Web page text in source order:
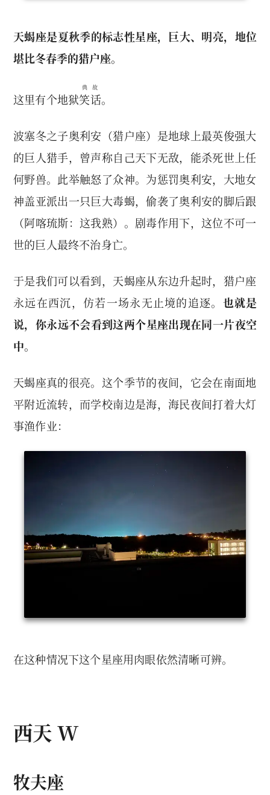
天蝎座是夏秋季的标志性星座，巨大、明亮，地位
堪比冬春季的猎户座。
这里有个地狱笑话
典故
。
波塞冬之子奥利安（猎户座）是地球上最英俊强大
的巨人猎手，曾声称自己天下无敌，能杀死世上任
何野兽。此举触怒了众神。为惩罚奥利安，大地女
神盖亚派出一只巨大毒蝎，偷袭了奥利安的脚后跟
（阿喀琉斯：这我熟）。剧毒作用下，这位不可一
世的巨人最终不治身亡。
于是我们可以看到，天蝎座从东边升起时，猎户座
永远在西沉，仿若一场永无止境的追逐。 也就是
说，你永远不会看到这两个星座出现在同一片夜空
中。
天蝎座真的很亮。这个季节的夜间，它会在南面地
平附近流转，而学校南边是海，海民夜间打着大灯
事渔作业：
在这种情况下这个星座用肉眼依然清晰可辨。
西天 W
牧夫座